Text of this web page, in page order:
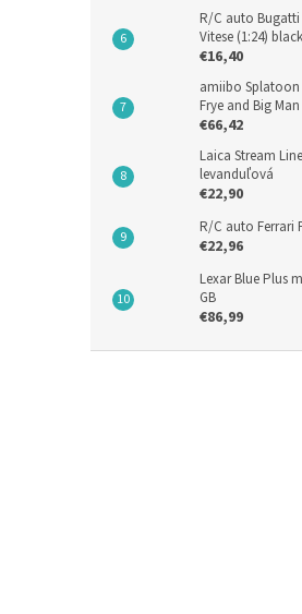
R/C auto
Vitese (1:24) black
€16,40
amiibo Splatoon
Frye and Big Man
€66,42
Laica Stream
levanduľová
€22,90
R/C auto Ferrari
€22,96
Lexar Blue Plus
GB
€86,99